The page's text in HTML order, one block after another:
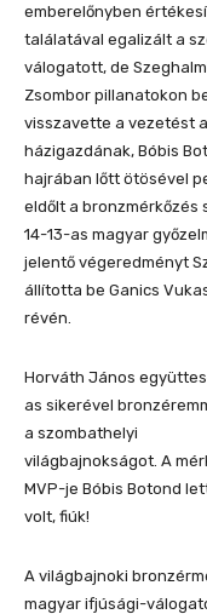
emberelőnyben
találatával egalizált a
válogatott, de
Zsombor pillanatokon
visszavette a vezetést a
házigazdának, Bóbis
hajrában lőtt ötösével
eldőlt a bronzmérkőzés
14-13-as magyar
jelentő végeredményt
állította be Ganics
révén.
Horváth János
as sikerével
a szombathelyi
világbajnokságot. A
MVP-je Bóbis Botond
volt, fiúk!
A világbajnoki
magyar ifjúsági-